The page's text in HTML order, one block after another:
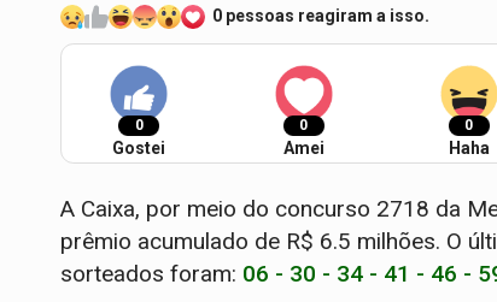
0 pessoas reagiram a isso.
0
Gostei
0
Amei
0
Haha
A Caixa, por meio do concurso 2718 da
prêmio acumulado de R$ 6.5 milhões. O
sorteados foram: 06 - 30 - 34 - 41 - 46 -